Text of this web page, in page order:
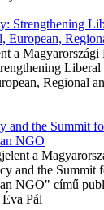
Strengthening
European,
a
Liberal
Regional
and the Summit
NGO
a
and the Summit
NGO" című
Pál